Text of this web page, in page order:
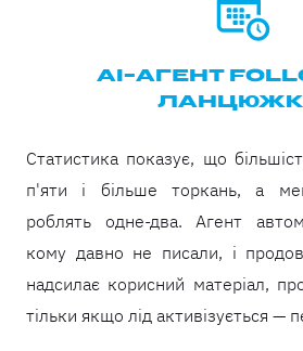
AI-АГЕНТ
Статистика показує, що
п'яти і більше торкань, а
роблять одне-два. Агент
кому давно не писали, і
надсилає корисний матеріал,
тільки якщо лід активізується —